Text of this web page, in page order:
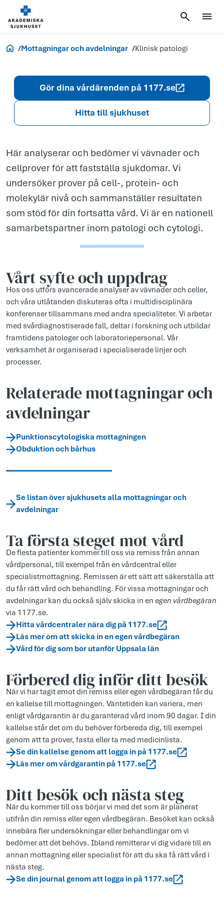
Akademiska.se
Mottagningar och avdelningar Klinisk patologi
patologi
Gör dina vårdärenden på 1177.se
Hitta till sjukhuset
Här analyserar och bedömer vi vävnader och
cellprover för att fastställa sjukdomar. Vi
undersöker prover på cell‑, protein‑ och
molekylär nivå och sammanställer resultaten
som stöd för din fortsatta vård. Vi är en nationell
samarbetspartner inom patologi och cytologi.
Vårt syfte och uppdr­ag
Hos oss utförs avancerade analyser av vävnader och celler,
och våra utlåtanden diskuteras ofta i multidisciplinära
konferenser tillsammans med andra specialiteter. Vi arbetar
med svårdiagnostiserade fall, deltar i forskning och utbildar
framtidens patologer och laboratoriepersonal. Vår
verksamhet är organiserad i specialiserade linjer och
processer.
Relaterade mottagningar och
avdelningar
Punktions­cytologiska mottagningen
Obduktion och bårhus
Se listan över sjukhusets alla mottagningar och
avdelningar
Ta första steget mot vård
De flesta patienter kommer till oss via remiss från annan
vårdpersonal, till exempel från en vårdcentral eller
specialistmottagning. Remissen är ett sätt att säkerställa att
du får rätt vård och behandling. För vissa mottagningar och
avdelningar kan du också själv skicka in en egen vårdbegäran
via 1177.se.
Hitta vårdcentraler nära dig på 1177.se
Läs mer om att skicka in en egen vårdbegäran
Vård för dig som bor utanför Uppsala län
Förbered dig inför ditt besök
När vi har tagit emot din remiss eller egen vårdbegäran får du
en kallelse till mottagningen. Väntetiden kan variera, men
enligt vårdgarantin är du garanterad vård inom 90 dagar. I din
kallelse står det om du behöver förbereda dig, till exempel
genom att ta prover, fasta eller ta med medicinlista.
Se din kallelse genom att logga in på 1177.se
Läs mer om vårdgarantin på 1177.se
Ditt besök och nästa steg
När du kommer till oss börjar vi med det som är planerat
utifrån din remiss eller egen vårdbegäran. Besöket kan också
innebära fler undersökningar eller behandlingar om vi
bedömer att det behövs. Ibland remitterar vi dig vidare till en
annan mottagning eller specialist för att du ska få rätt vård i
nästa steg.
Se din journal genom att logga in på 1177.se